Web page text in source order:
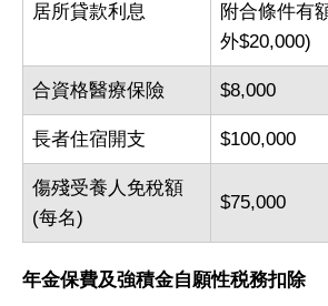
居所貸款利息
附合條件有
外$20,000)
合資格醫療保險 $8,000
長者住宿開支 $100,000
傷殘受養人免稅額
(每名)
$75,000
年金保費及強積金自願性税務扣除